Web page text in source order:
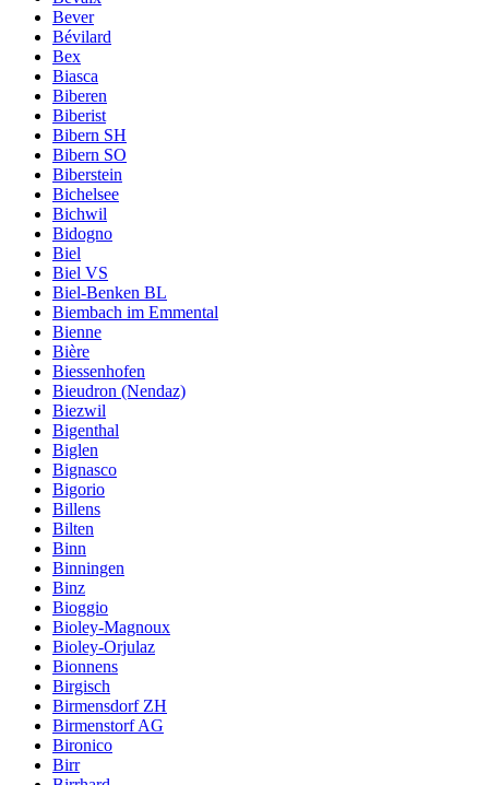
Bever
Bévilard
Bex
Biasca
Biberen
Biberist
Bibern SH
Bibern SO
Biberstein
Bichelsee
Bichwil
Bidogno
Biel
Biel VS
Biel-Benken BL
Biembach im Emmental
Bienne
Bière
Biessenhofen
Bieudron (Nendaz)
Biezwil
Bigenthal
Biglen
Bignasco
Bigorio
Billens
Bilten
Binn
Binningen
Binz
Bioggio
Bioley-Magnoux
Bioley-Orjulaz
Bionnens
Birgisch
Birmensdorf ZH
Birmenstorf AG
Bironico
Birr